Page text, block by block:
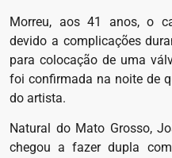
Morreu, aos 41 anos, o
devido a complicações
para colocação de uma
foi confirmada na noite de
do artista.
Natural do Mato Grosso,
chegou a fazer dupla